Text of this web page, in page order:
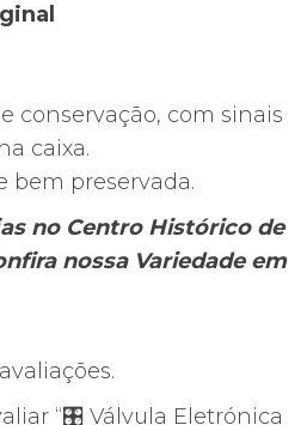
conservação, com sinais
caixa.
bem preservada.
no Centro Histórico de
nossa Variedade em
“🎛️ Válvula Eletrónica